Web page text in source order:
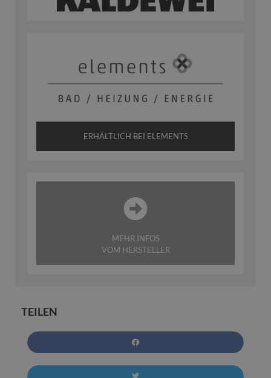
ERHÄLTLICH BEI ELEMENTS
MEHR INFOS
VOM HERSTELLER
TEILEN